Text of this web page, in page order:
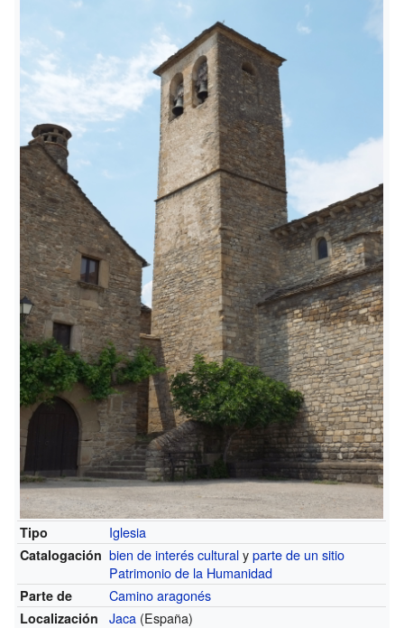
Tipo Iglesia
Catalogación bien de interés culturalyparte de un sitio
Patrimonio de la Humanidad
Parte de Camino aragonés
Localización Jaca (España)